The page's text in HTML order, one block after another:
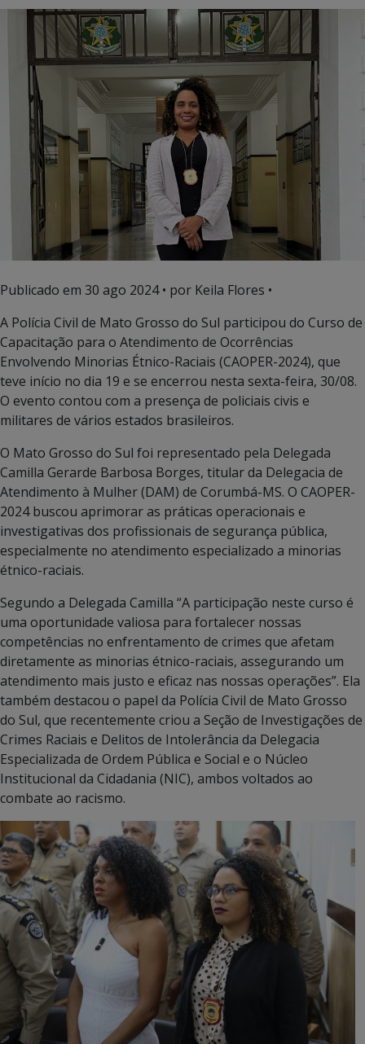
Publicado em 30 ago 2024• por Keila Flores •
A Polícia Civil de Mato Grosso do Sul participou do Curso de
Capacitação para o Atendimento de Ocorrências
Envolvendo Minorias Étnico-Raciais (CAOPER-2024), que
teve início no dia 19 e se encerrou nesta sexta-feira, 30/08.
O evento contou com a presença de policiais civis e
militares de vários estados brasileiros.
O Mato Grosso do Sul foi representado pela Delegada
Camilla Gerarde Barbosa Borges, titular da Delegacia de
Atendimento à Mulher (DAM) de Corumbá-MS. O CAOPER-
2024 buscou aprimorar as práticas operacionais e
investigativas dos profissionais de segurança pública,
especialmente no atendimento especializado a minorias
étnico-raciais.
Segundo a Delegada Camilla “A participação neste curso é
uma oportunidade valiosa para fortalecer nossas
competências no enfrentamento de crimes que afetam
diretamente as minorias étnico-raciais, assegurando um
atendimento mais justo e eficaz nas nossas operações”. Ela
também destacou o papel da Polícia Civil de Mato Grosso
do Sul, que recentemente criou a Seção de Investigações de
Crimes Raciais e Delitos de Intolerância da Delegacia
Especializada de Ordem Pública e Social e o Núcleo
Institucional da Cidadania (NIC), ambos voltados ao
combate ao racismo.